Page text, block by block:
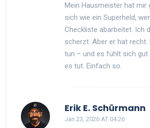
Mein Hausmeister hat mir
sich wie ein Superheld,
Checkliste abarbeitet. Ich
scherzt. Aber er hat recht.
tun – und es fühlt sich gut
es tut. Einfach so.
Erik E. Schürmann
Jan 23, 2026 AT 04:26